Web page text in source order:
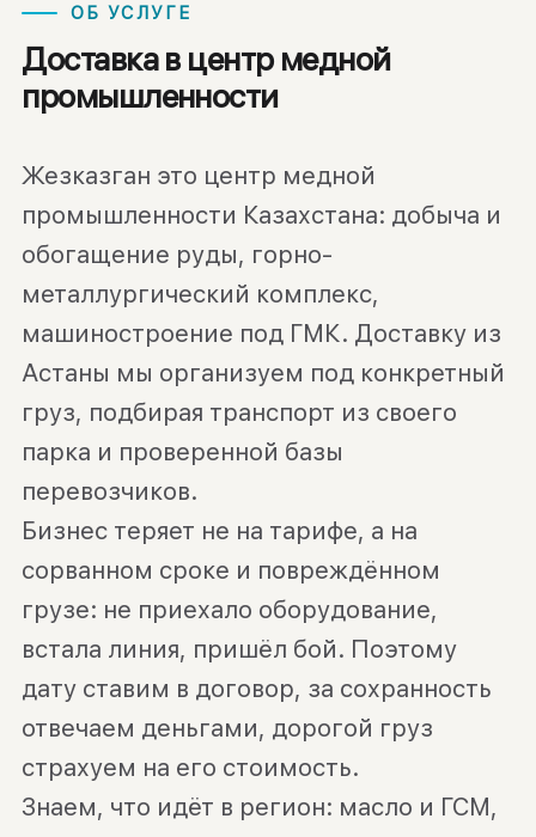
ОБ УСЛУГЕ
Доставка в центр медной
промышленности
Жезказган это центр медной
промышленности Казахстана: добыча и
обогащение руды, горно-
металлургический комплекс,
машиностроение под ГМК. Доставку из
Астаны мы организуем под конкретный
груз, подбирая транспорт из своего
парка и проверенной базы
перевозчиков.
Бизнес теряет не на тарифе, а на
сорванном сроке и повреждённом
грузе: не приехало оборудование,
встала линия, пришёл бой. Поэтому
дату ставим в договор, за сохранность
отвечаем деньгами, дорогой груз
страхуем на его стоимость.
Знаем, что идёт в регион: масло и ГСМ,